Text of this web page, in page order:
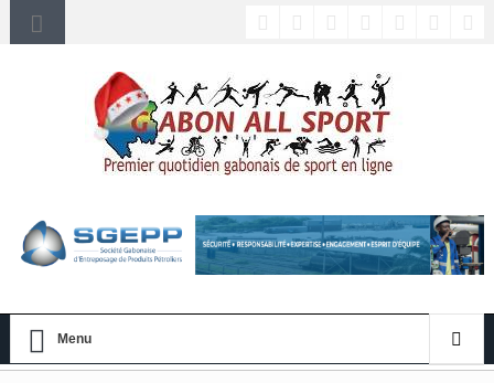
Menu